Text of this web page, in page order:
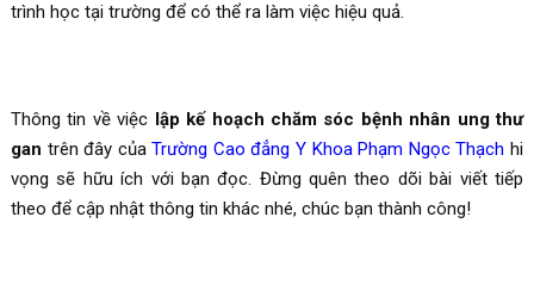
trình học tại trường để có thể ra làm việc hiệu quả.
Thông tin về việc lập kế hoạch chăm sóc bệnh nhân ung thư
gan trên đây củaTrường Cao đẳng Y Khoa Phạm Ngọc Thạch hi
vọng sẽ hữu ích với bạn đọc. Đừng quên theo dõi bài viết tiếp
theo để cập nhật thông tin khác nhé, chúc bạn thành công!